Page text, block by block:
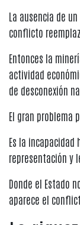
La ausencia de
conflicto
Entonces la
actividad
de desconexión
El gran problema
Es la
representación y
Donde el Estado
aparece el